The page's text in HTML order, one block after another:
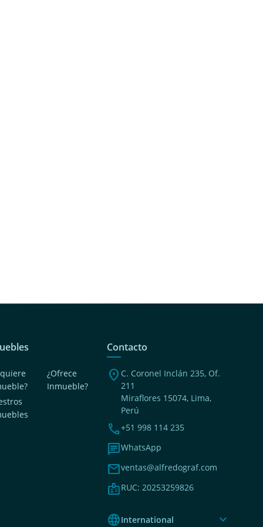
¿Ofrece
Inmueble?
Contacto
location_on C. Coronel Inclán 235, Of.
211
Miraflores 15074, Lima,
Perú
phone+51 998 114 235
chatWhatsApp
mailventas@alfredograf.com
badgeRUC: 20253259826
languageInternational expand_more